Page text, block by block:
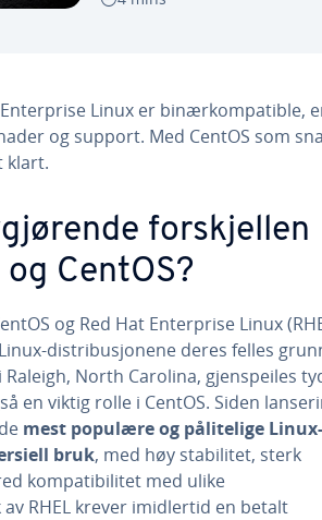
Enterprise Linux er binærkompatible,
og support. Med CentOS som
klart.
forskjellen
CentOS?
og Red Hat Enterprise Linux
distribusjonene deres felles
Raleigh, North Carolina, gjenspeiles
en viktig rolle i CentOS. Siden
mest populære og pålitelige Linux-
bruk, med høy stabilitet, sterk
kompatibilitet med ulike
RHEL krever imidlertid en betalt